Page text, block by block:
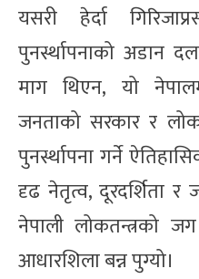
यसरी हेर्दा
पुनर्स्थापनाको अडान
माग थिएन, यो
जनताको सरकार र
पुनर्स्थापना गर्ने
दृढ नेतृत्व, दूरदर्शिता र
नेपाली लोकतन्त्रको
आधारशिला बन्न पुग्यो।